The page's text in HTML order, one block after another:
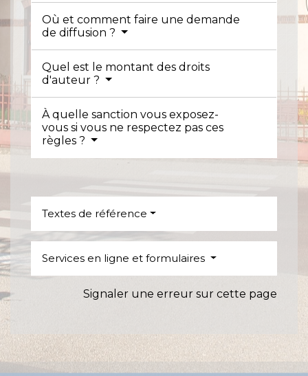
Où et comment faire une demande
de diffusion ?
Quel est le montant des droits
d'auteur ?
À quelle sanction vous exposez-
vous si vous ne respectez pas ces
règles ?
Textes de référence
Services en ligne et formulaires
Signaler une erreur sur cette page